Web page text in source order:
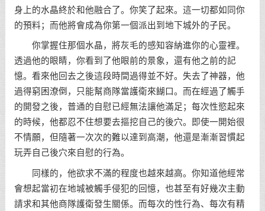
身上的水晶終於和他融合了。你笑了起來。這一切都如同你
的預料；而他將會成為你第一個派出到地下城外的子民。
你掌握住那個水晶，將灰毛的感知容納進你的心靈裡。
透過他的眼睛，你看到了他眼前的景象，還有他之前的記
憶。看來他回去之後這段時間過得並不好。失去了神器，他
過得窮困潦倒，只能幫商隊當護衛來餬口。而在經過了觸手
的開發之後，普通的自慰已經無法讓他滿足；每次性慾起來
的時候，他都忍不住想要去摳挖自己的後穴。即使一開始很
不情願，但隨著一次次的難以達到高潮，他還是漸漸習慣起
玩弄自己後穴來自慰的行為。
同樣的，他欲求不滿的程度也越來越高。你知道他經常
會想起當初在地城被觸手侵犯的回憶，也甚至有好幾次主動
請求和其他商隊護衛發生關係。而每次的性行為、每次有精